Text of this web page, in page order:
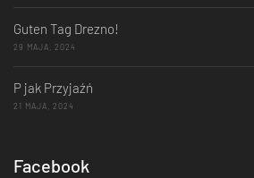
Guten Tag Drezno!
29 MAJA, 2024
P jak Przyjaźń
21 MAJA, 2024
Facebook